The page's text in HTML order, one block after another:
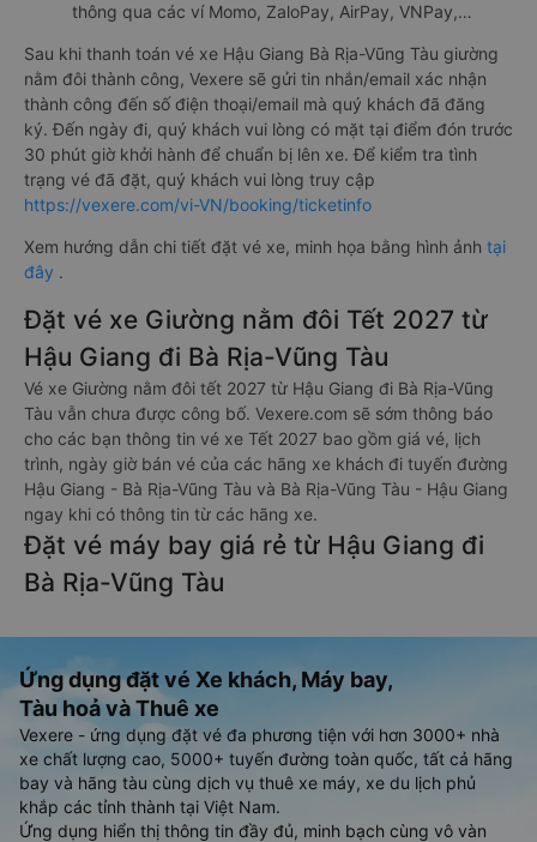
thông qua các ví Momo, ZaloPay, AirPay, VNPay,…
Sau khi thanh toán vé xe Hậu Giang Bà Rịa-Vũng Tàu giường
nằm đôi thành công, Vexere sẽ gửi tin nhắn/email xác nhận
thành công đến số điện thoại/email mà quý khách đã đăng
ký. Đến ngày đi, quý khách vui lòng có mặt tại điểm đón trước
30 phút giờ khởi hành để chuẩn bị lên xe. Để kiểm tra tình
trạng vé đã đặt, quý khách vui lòng truy cập
https://vexere.com/vi-VN/booking/ticketinfo
Xem hướng dẫn chi tiết đặt vé xe, minh họa bằng hình ảnh tại
đây .
Đặt vé xe Giường nằm đôi Tết 2027 từ
Hậu Giang đi Bà Rịa-Vũng Tàu
Vé xe Giường nằm đôi tết 2027 từ Hậu Giang đi Bà Rịa-Vũng
Tàu vẫn chưa được công bố. Vexere.com sẽ sớm thông báo
cho các bạn thông tin vé xe Tết 2027 bao gồm giá vé, lịch
trình, ngày giờ bán vé của các hãng xe khách đi tuyến đường
Hậu Giang - Bà Rịa-Vũng Tàu và Bà Rịa-Vũng Tàu - Hậu Giang
ngay khi có thông tin từ các hãng xe.
Đặt vé máy bay giá rẻ từ Hậu Giang đi
Bà Rịa-Vũng Tàu
Ứng dụng đặt vé Xe khách, Máy bay,
Tàu hoả và Thuê xe
Vexere - ứng dụng đặt vé đa phương tiện với hơn 3000+ nhà
xe chất lượng cao, 5000+ tuyến đường toàn quốc, tất cả hãng
bay và hãng tàu cùng dịch vụ thuê xe máy, xe du lịch phủ
khắp các tỉnh thành tại Việt Nam.
Ứng dụng hiển thị thông tin đầy đủ, minh bạch cùng vô vàn